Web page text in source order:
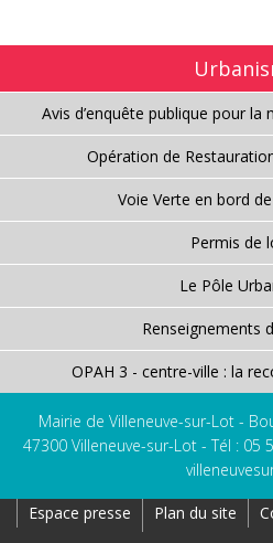
Avis d’enquête publique pour la
Opération de
Voie Verte en bord
Permis de
Le Pôle
Renseignements
OPAH 3 - centre-ville : la
Mairie de Villeneuve-sur-Lot -
47300 Villeneuve-sur-Lot - Tél : 05
Espace presse Plan du site